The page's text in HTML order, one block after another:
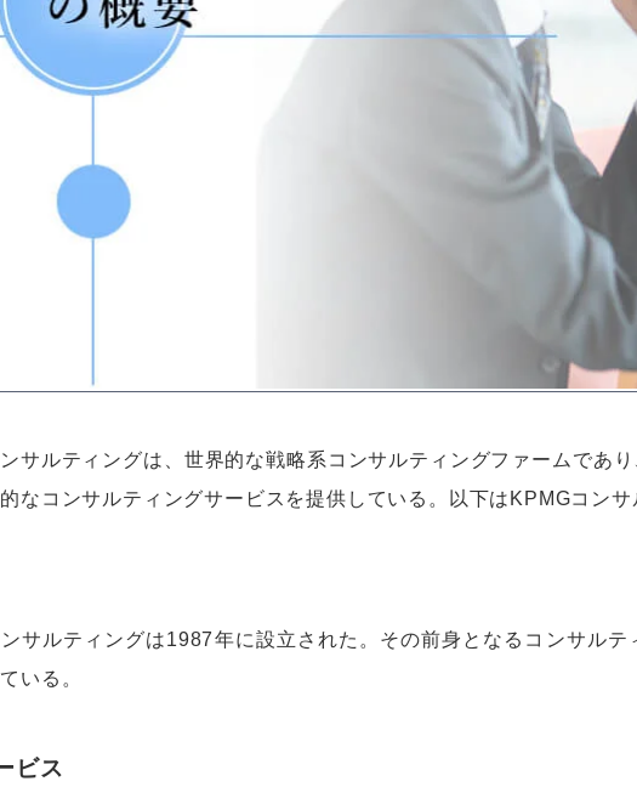
サルティングは、世界的な戦略系コンサルティングファームであ
なコンサルティングサービスを提供している。以下はKPMGコンサ
サルティングは1987年に設立された。その前身となるコンサル
いる。
ビス